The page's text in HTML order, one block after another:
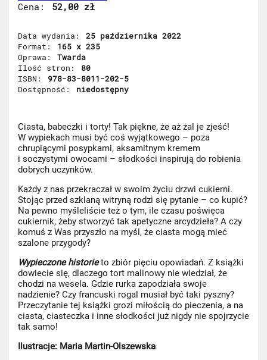
Cena
52,00 zł
Data wydania
25 października 2022
Format
165 x 235
Oprawa
Twarda
Ilość stron
80
ISBN
978-83-8011-202-5
Dostępność
niedostępny
Ciasta, babeczki i torty! Tak piękne, że aż żal je zjeść!
W wypiekach musi być coś wyjątkowego – poza
chrupiącymi posypkami, aksamitnym kremem
i soczystymi owocami – słodkości inspirują do robienia
dobrych uczynków.
Każdy z nas przekraczał w swoim życiu drzwi cukierni.
Stojąc przed szklaną witryną rodzi się pytanie – co kupić?
Na pewno myśleliście też o tym, ile czasu poświęca
cukiernik, żeby stworzyć tak apetyczne arcydzieła? A czy
komuś z Was przyszło na myśl, że ciasta mogą mieć
szalone przygody?
Wypieczone historieto zbiór pięciu opowiadań. Z książki
dowiecie się, dlaczego tort malinowy nie wiedział, że
chodzi na wesela. Gdzie rurka zapodziała swoje
nadzienie? Czy francuski rogal musiał być taki pyszny?
Przeczytanie tej książki grozi miłością do pieczenia, a na
ciasta, ciasteczka i inne słodkości już nigdy nie spojrzycie
tak samo!
Ilustracje: Maria Martin-Olszewska